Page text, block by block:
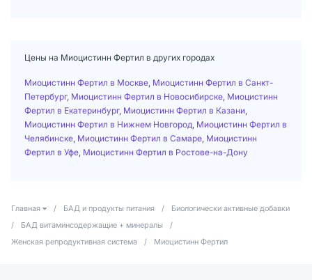
Цены на Миоцистинн Фертил в других городах
Миоцистинн Фертил в Москве Миоцистинн Фертил в Санкт-
Петербург, Миоцистинн Фертил в Новосибирске Миоцистинн
Фертил в Екатеринбург, Миоцистинн Фертил в Казани
Миоцистинн Фертил в Нижнем Новгород Миоцистинн Фертил в
Челябинске Миоцистинн Фертил в Самаре Миоцистинн
Фертил в Уфе Миоцистинн Фертил в Ростове-на-Дону
Главная / БАД и продукты питания /
Биологически активные добавки
/
БАД витаминсодержащие + минералы
/
Женская репродуктивная система
/ Миоцистинн Фертил